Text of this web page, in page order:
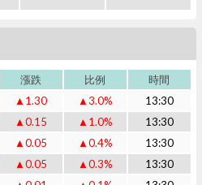
漲跌 比例
時間
▲1.30 ▲3.0%
13:30
▲0.15 ▲1.0%
13:30
▲0.05 ▲0.4%
13:30
▲0.05 ▲0.3%
13:30